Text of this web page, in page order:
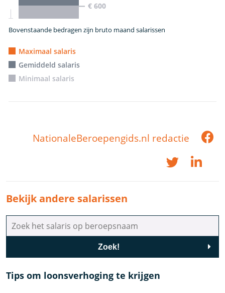
€ 600
Bovenstaande bedragen zijn bruto maand salarissen
Maximaal salaris
Gemiddeld salaris
Minimaal salaris
NationaleBeroepengids.nl redactie
Bekijk andere salarissen
Zoek!
Tips om loonsverhoging te krijgen